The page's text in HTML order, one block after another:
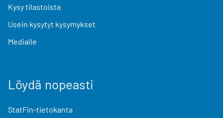
Kysy tilastoista
Usein kysytyt kysymykset
Medialle
Löydä nopeasti
StatFin-tietokanta